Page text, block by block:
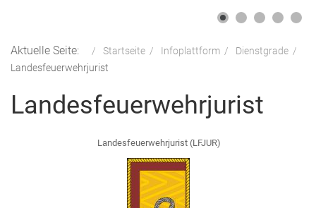
Aktuelle Seite: Startseite Infoplattform
Dienstgrade
Landesfeuerwehrjurist
Landesfeuerwehrjurist
Landesfeuerwehrjurist (LFJUR)